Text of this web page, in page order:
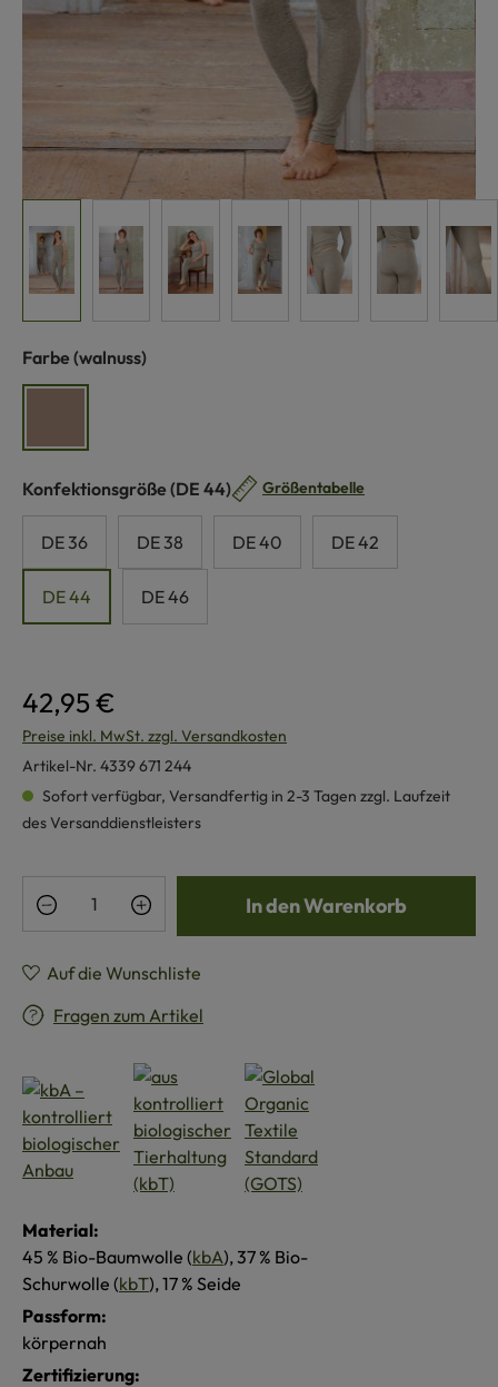
Farbe auswählen
(walnuss)
Konfektionsgröße auswählen
(DE 44) Größentabelle
DE 36 DE 38 DE 40 DE 42
DE 44 DE 46
42,95 €
Preise inkl. MwSt. zzgl. Versandkosten
Artikel-Nr. 4339 671 244
Sofort verfügbar, Versandfertig in 2-3 Tagen zzgl. Laufzeit
des Versanddienstleisters
Produkt Anzahl: Gib den gewünschten
In den Warenkorb
Auf die Wunschliste
Fragen zum Artikel
Material:
45 % Bio-Baumwolle (kbA), 37 % Bio-
Schurwolle (kbT), 17 % Seide
Passform:
körpernah
Zertifizierung: